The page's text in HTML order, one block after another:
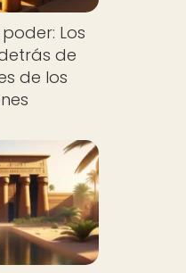
Los
de
de los